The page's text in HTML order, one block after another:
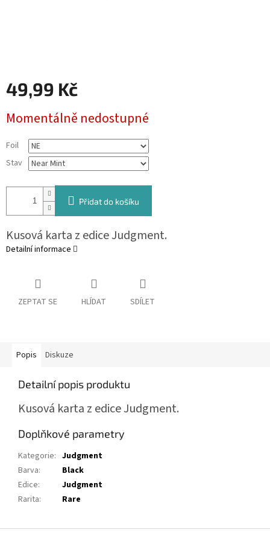
49,99 Kč
cena:
Momentálně nedostupné
Foil
Stav
Přidat do košíku
Kusová karta z edice Judgment.
Detailní informace
ZEPTAT SE HLÍDAT SDÍLET
Popis Diskuze
Detailní popis produktu
Kusová karta z edice Judgment.
Doplňkové parametry
Kategorie: Judgment
Barva:
Black
Edice:
Judgment
Rarita: Rare